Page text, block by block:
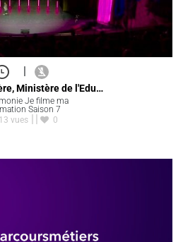
|
Ministère de l'Edu…
Je filme ma
Saison 7
vues
0